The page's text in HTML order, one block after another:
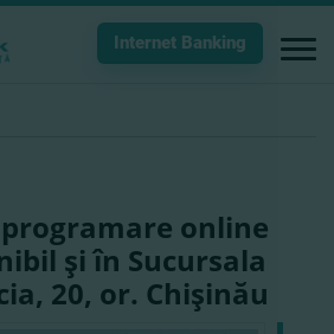
Internet Banking
online
şi în Sucursala
20, or. Chişinău